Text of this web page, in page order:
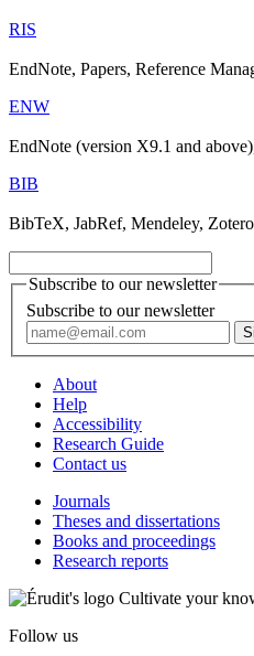
RIS
EndNote, Papers, Reference
ENW
EndNote (version X9.1 and
BIB
BibTeX, JabRef, Mendeley, Zotero
Subscribe to our newsletter
Subscribe to our newsletter
About
Help
Accessibility
Research Guide
Contact us
Journals
Theses and dissertations
Books and proceedings
Research reports
Cultivate your
Follow us